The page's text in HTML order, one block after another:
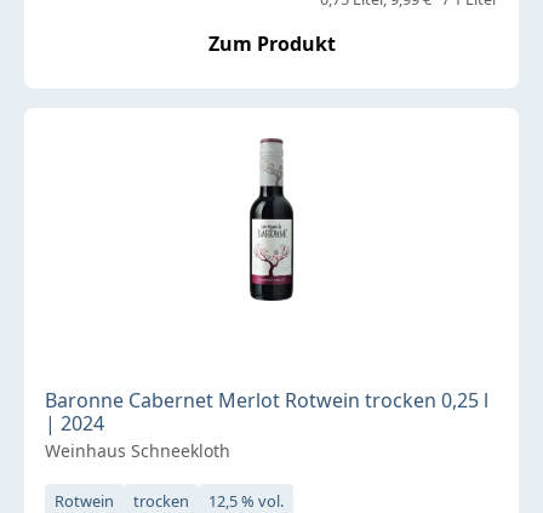
Zum Produkt
Baronne Cabernet Merlot Rotwein trocken 0,25 l
| 2024
Weinhaus Schneekloth
Rotwein trocken 12,5 % vol.